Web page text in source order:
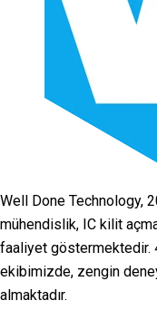
Well Done Technology,
mühendislik, IC kilit
faaliyet göstermektedir.
ekibimizde, zengin
almaktadır.